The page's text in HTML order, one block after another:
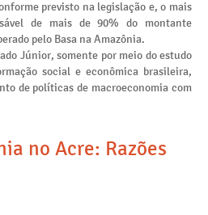
previsto na legislação e, o mais
de mais de 90% do montante
pelo Basa na Amazônia.
Júnior, somente por meio do estudo
social e econômica brasileira,
de políticas de macroeconomia com
no Acre: Razões